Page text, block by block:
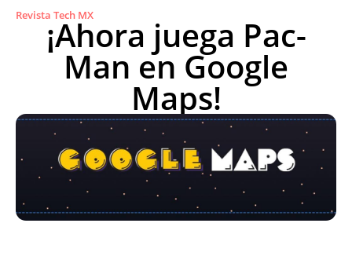
Revista Tech MX
¡Ahora juega Pac-
Man en Google
Maps!